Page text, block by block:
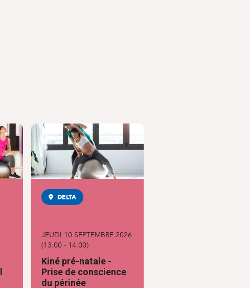
DELTA
JEUDI 10 SEPTEMBRE 2026
(13:00- 14:00)
Kiné pré-natale -
Prise de conscience
du périnée